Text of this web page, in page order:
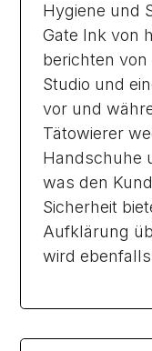
Hygiene und
Gate Ink von
berichten
Studio und
vor und
Tätowierer
Handschuhe
was den
Sicherheit
Aufklärung
wird